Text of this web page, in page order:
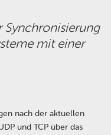
Synchronisierung
mit einer
nach der aktuellen
und TCP über das